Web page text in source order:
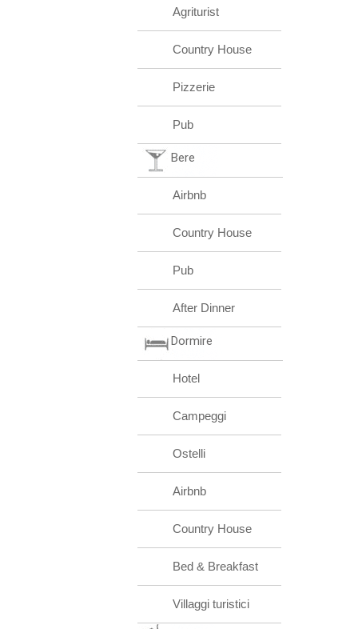
Agriturist
Country House
Pizzerie
Pub
Bere
Airbnb
Country House
Pub
After Dinner
Dormire
Hotel
Campeggi
Ostelli
Airbnb
Country House
Bed & Breakfast
Villaggi turistici